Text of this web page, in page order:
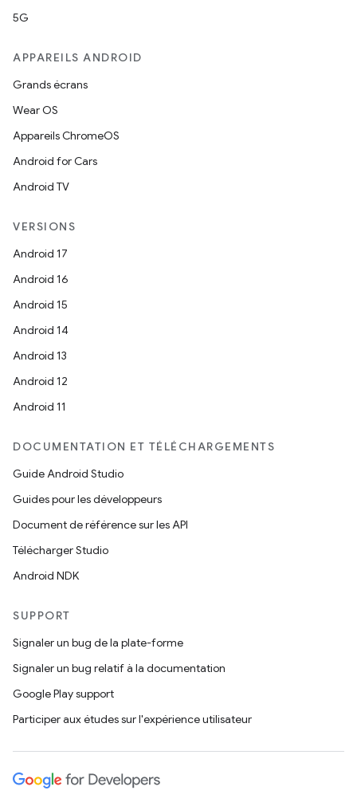
5G
APPAREILS ANDROID
Grands écrans
Wear OS
Appareils ChromeOS
Android for Cars
Android TV
VERSIONS
Android 17
Android 16
Android 15
Android 14
Android 13
Android 12
Android 11
DOCUMENTATION ET TÉLÉCHARGEMENTS
Guide Android Studio
Guides pour les développeurs
Document de référence sur les API
Télécharger Studio
Android NDK
SUPPORT
Signaler un bug de la plate-forme
Signaler un bug relatif à la documentation
Google Play support
Participer aux études sur l'expérience utilisateur